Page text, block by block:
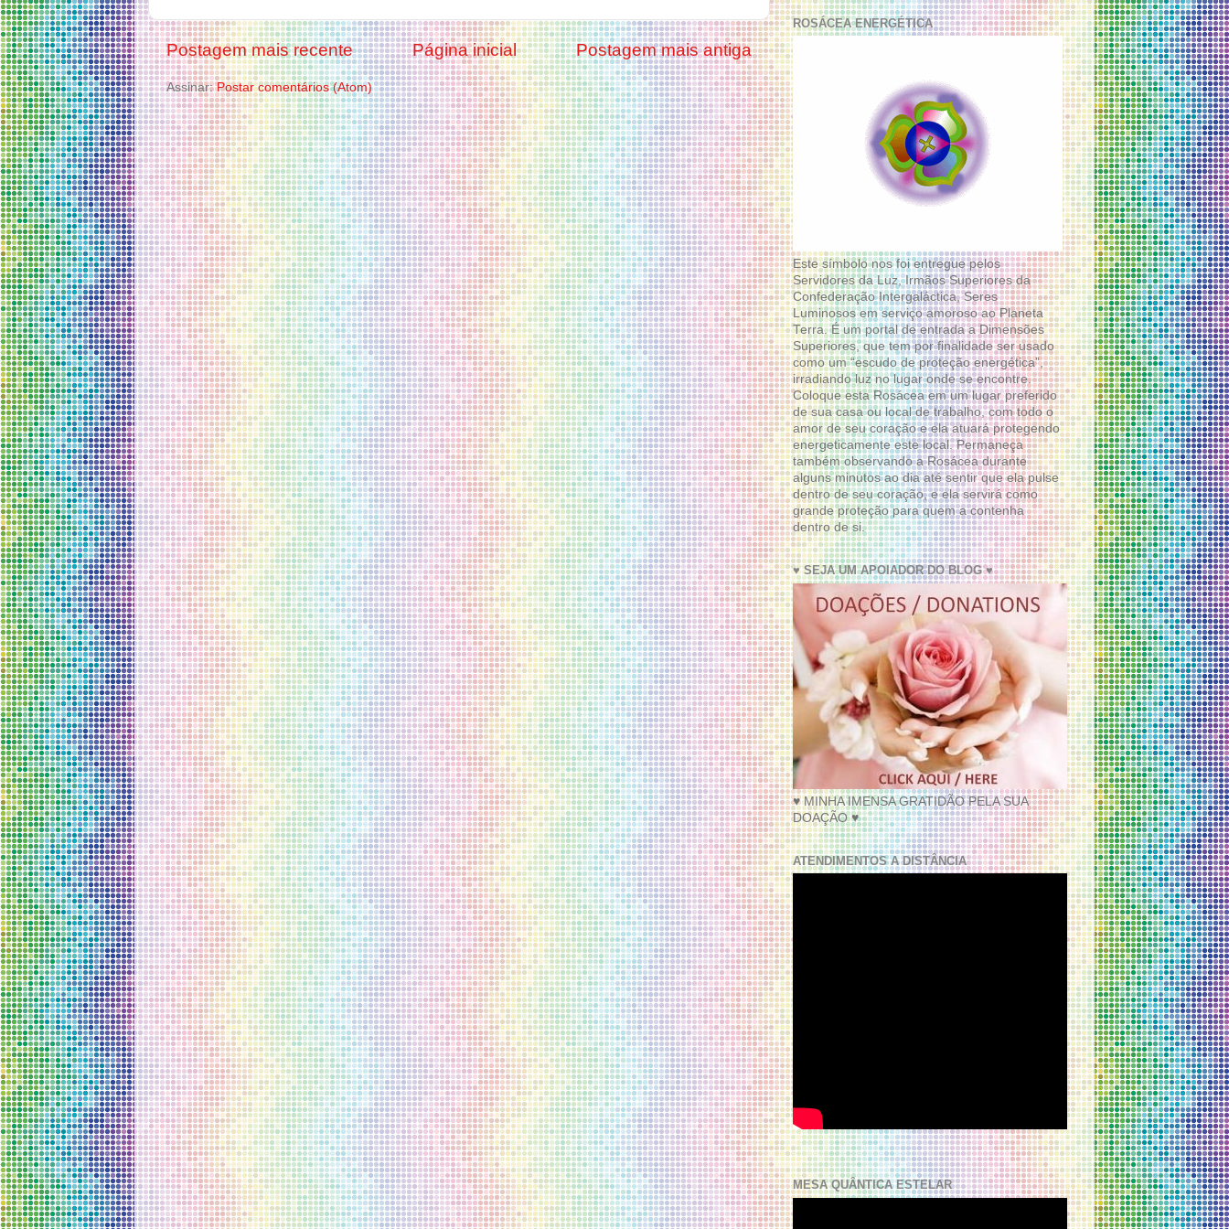
Postagem mais recente Postagem mais antiga
Página inicial
Assinar:Postar comentários (Atom)
ROSÁCEA ENERGÉTICA
Este símbolo nos foi entregue pelos
Servidores da Luz, Irmãos Superiores da
Confederação Intergaláctica, Seres
Luminosos em serviço amoroso ao Planeta
Terra. É um portal de entrada a Dimensões
Superiores, que tem por finalidade ser usado
como um “escudo de proteção energética”,
irradiando luz no lugar onde se encontre.
Coloque esta Rosácea em um lugar preferido
de sua casa ou local de trabalho, com todo o
amor de seu coração e ela atuará protegendo
energeticamente este local. Permaneça
também observando a Rosácea durante
alguns minutos ao dia até sentir que ela pulse
dentro de seu coração, e ela servirá como
grande proteção para quem a contenha
dentro de si.
♥ SEJA UM APOIADOR DO BLOG ♥
♥ MINHA IMENSA GRATIDÃO PELA SUA
DOAÇÃO ♥
ATENDIMENTOS A DISTÂNCIA
MESA QUÂNTICA ESTELAR